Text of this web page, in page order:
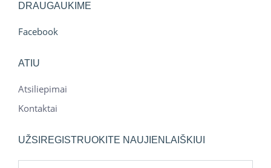
DRAUGAUKIME
Facebook
ATIU
Atsiliepimai
Kontaktai
UŽSIREGISTRUOKITE NAUJIENLAIŠKIUI